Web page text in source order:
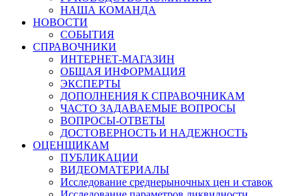
НАША КОМАНДА
НОВОСТИ
СОБЫТИЯ
СПРАВОЧНИКИ
ИНТЕРНЕТ-МАГАЗИН
ОБЩАЯ ИНФОРМАЦИЯ
ЭКСПЕРТЫ
ДОПОЛНЕНИЯ К СПРАВОЧНИКАМ
ЧАСТО ЗАДАВАЕМЫЕ ВОПРОСЫ
ВОПРОСЫ-ОТВЕТЫ
ДОСТОВЕРНОСТЬ И НАДЕЖНОСТЬ
ОЦЕНЩИКАМ
ПУБЛИКАЦИИ
ВИДЕОМАТЕРИАЛЫ
Исследование среднерыночных цен и ставок